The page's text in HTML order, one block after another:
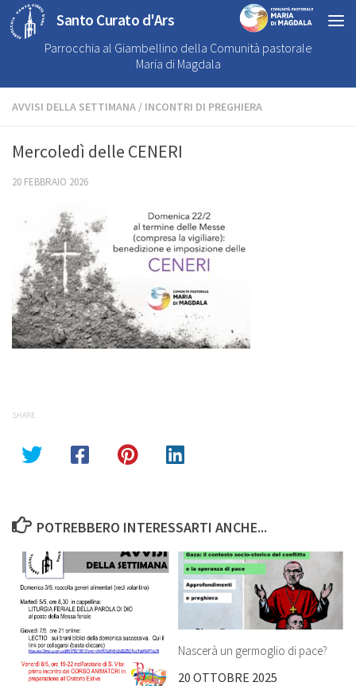
Santo Curato d'Ars
Parrocchia al Giambellino della Comunità pastorale
Maria di Magdala
AVVISI DELLA SETTIMANA / INCONTRI DI PREGHIERA
Mercoledì delle CENERI
20 FEBBRAIO 2026
SHARE
POTREBBERO INTERESSARTI ANCHE...
Nascerà un germoglio di pace?
20 OTTOBRE 2025